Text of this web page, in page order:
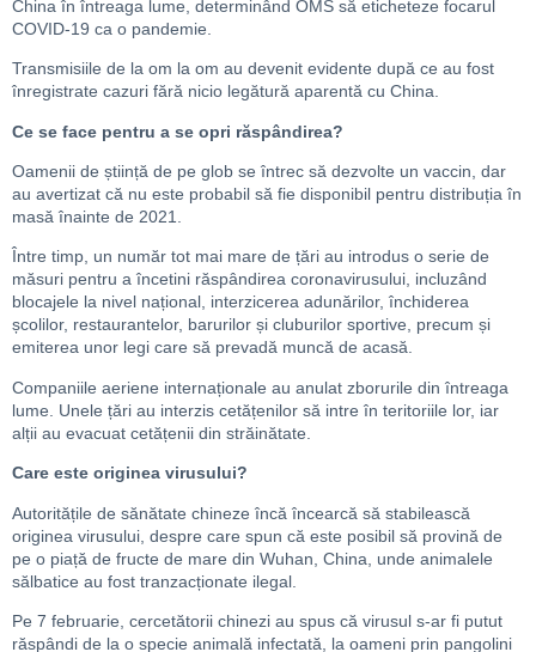
China în întreaga lume, determinând OMS să eticheteze focarul
COVID-19 ca o pandemie.
Transmisiile de la om la om au devenit evidente după ce au fost
înregistrate cazuri fără nicio legătură aparentă cu China.
Ce se face pentru a se opri răspândirea?
Oamenii de știință de pe glob se întrec să dezvolte un vaccin, dar
au avertizat că nu este probabil să fie disponibil pentru distribuția în
masă înainte de 2021.
Între timp, un număr tot mai mare de țări au introdus o serie de
măsuri pentru a încetini răspândirea coronavirusului, incluzând
blocajele la nivel național, interzicerea adunărilor, închiderea
școlilor, restaurantelor, barurilor și cluburilor sportive, precum și
emiterea unor legi care să prevadă muncă de acasă.
Companiile aeriene internaționale au anulat zborurile din întreaga
lume. Unele țări au interzis cetățenilor să intre în teritoriile lor, iar
alții au evacuat cetățenii din străinătate.
Care este originea virusului?
Autoritățile de sănătate chineze încă încearcă să stabilească
originea virusului, despre care spun că este posibil să provină de
pe o piață de fructe de mare din Wuhan, China, unde animalele
sălbatice au fost tranzacționate ilegal.
Pe 7 februarie, cercetătorii chinezi au spus că virusul s-ar fi putut
răspândi de la o specie animală infectată, la oameni prin pangolini